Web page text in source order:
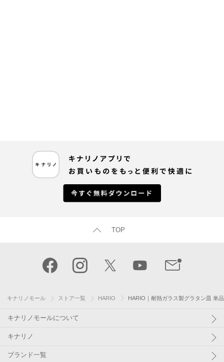
TOP
キナリノモール ストア一覧 HARIO HARIO｜耐熱ガラス製グラタン皿 単
キナリノモールについて
キナリノ
ブランド一覧